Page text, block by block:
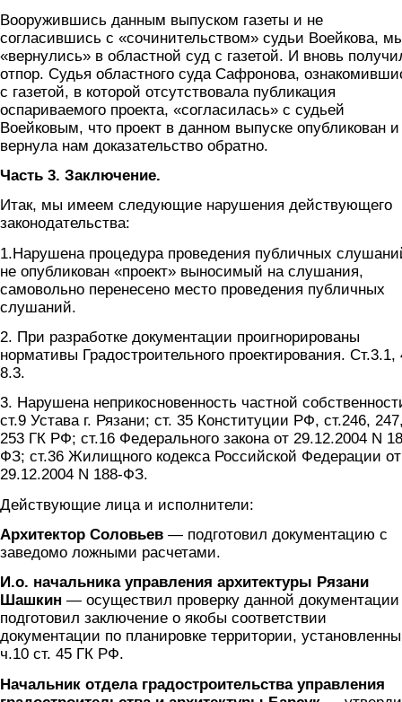
Вооружившись данным выпуском газеты и не
согласившись с «сочинительством» судьи Воейкова,
«вернулись» в областной суд с газетой. И вновь
отпор. Судья областного суда Сафронова,
с газетой, в которой отсутствовала публикация
оспариваемого проекта, «согласилась» с судьей
Воейковым, что проект в данном выпуске опубликован и
вернула нам доказательство обратно.
Часть 3. Заключение.
Итак, мы имеем следующие нарушения действующего
законодательства:
1.Нарушена процедура проведения публичных
не опубликован «проект» выносимый на слушания,
самовольно перенесено место проведения публичных
слушаний.
2. При разработке документации проигнорированы
нормативы Градостроительного проектирования. Ст.3.1,
8.3.
3. Нарушена неприкосновенность частной
ст.9 Устава г. Рязани; ст. 35 Конституции РФ, ст.246,
253 ГК РФ; ст.16 Федерального закона от 29.12.2004 N
ФЗ; ст.36 Жилищного кодекса Российской Федерации от
29.12.2004 N 188-ФЗ.
Действующие лица и исполнители:
Архитектор Соловьев — подготовил документацию с
заведомо ложными расчетами.
И.о. начальника управления архитектуры Рязани
Шашкин — осуществил проверку данной
подготовил заключение о якобы соответствии
документации по планировке территории,
ч.10 ст. 45 ГК РФ.
Начальник отдела градостроительства управления